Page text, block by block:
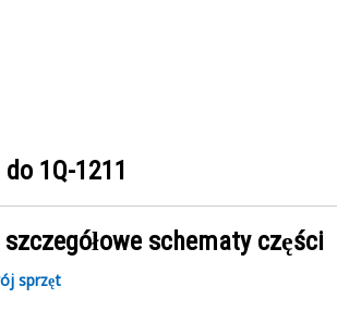
do 1Q-1211
schematy części
sprzęt